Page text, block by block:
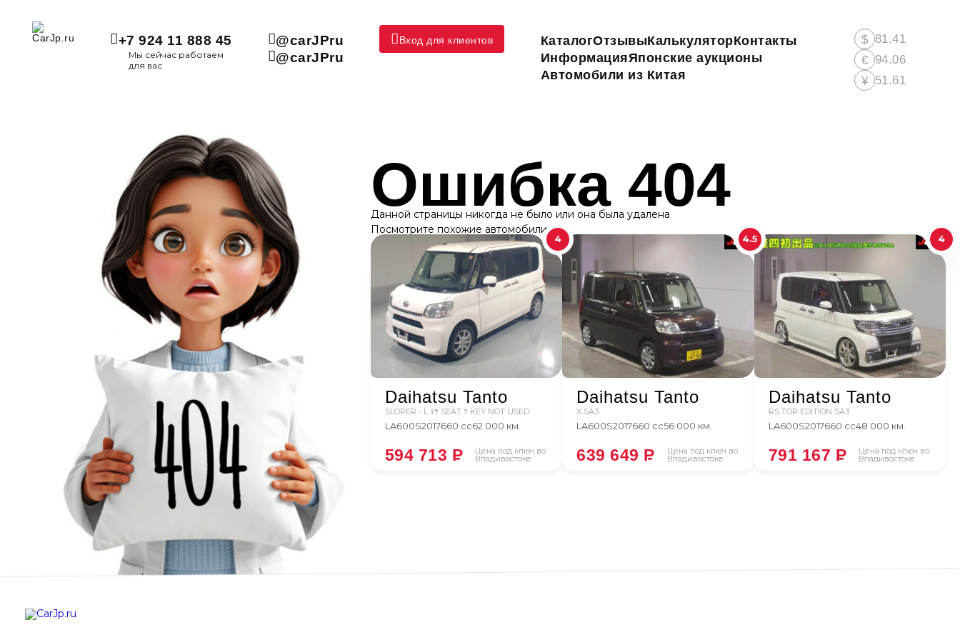
+7 924 11 888 45
Мы сейчас работаем
для вас
@carJPru
@carJPru
Вход для клиентов КаталогОтзывыКалькуляторКонтакты
ИнформацияЯпонские аукционы
Автомобили из Китая
$ 81.41
€ 94.06
¥ 51.61
Ошибка 404
Данной страницы никогда не было или она была удалена
Посмотрите похожие автомобили:
4
Daihatsu Tanto
SLOPER - L ﾘﾔ SEAT ﾂ KEY NOT USED
LA600S2017660 сс62 000 км.
Цена под ключ во
Владивостоке
594 713 P
4.5
Daihatsu Tanto
X SA3
LA600S2017660 сс56 000 км.
Цена под ключ во
Владивостоке
639 649 P
4
Daihatsu Tanto
RS TOP EDITION SA3
LA600S2017660 сс48 000 км.
Цена под ключ во
Владивостоке
791 167 P